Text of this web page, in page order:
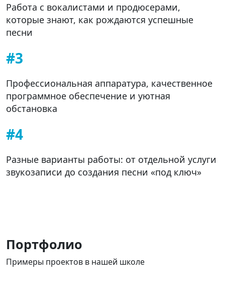
Работа с вокалистами и продюсерами,
которые знают, как рождаются успешные
песни
#3
Профессиональная аппаратура, качественное
программное обеспечение и уютная
обстановка
#4
Разные варианты работы: от отдельной услуги
звукозаписи до создания песни «под ключ»
Портфолио
Примеры проектов в нашей школе